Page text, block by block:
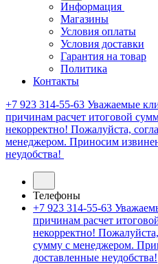
Информация
Магазины
Условия оплаты
Условия доставки
Гарантия на товар
Политика
Контакты
+7 923 314-55-63 Уважаемые
причинам расчет итоговой
некорректно! Пожалуйста,
менеджером. Приносим
неудобства!
Телефоны
+7 923 314-55-63
причинам расчет
некорректно!
сумму с менеджером.
доставленные неудобства!